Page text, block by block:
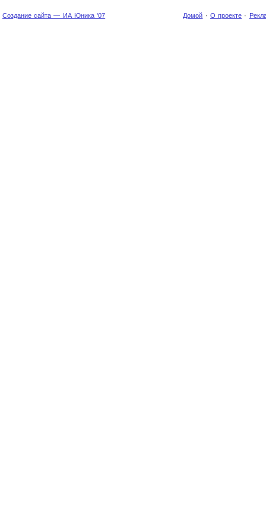
Создание сайта — ИА Юника '07 Домой · О проекте ·